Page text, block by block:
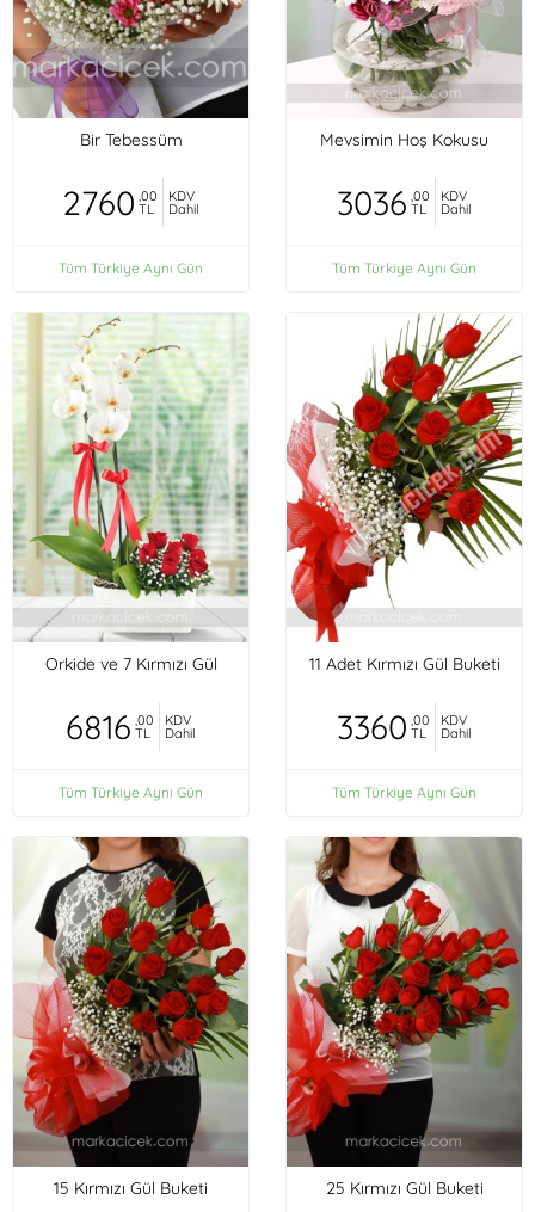
Bir Tebessüm
2760 ,00
TL
KDV
Dahil
Tüm Türkiye Aynı Gün
Mevsimin Hoş Kokusu
3036 ,00
TL
KDV
Dahil
Tüm Türkiye Aynı Gün
Orkide ve 7 Kırmızı Gül
6816 ,00
TL
KDV
Dahil
Tüm Türkiye Aynı Gün
11 Adet Kırmızı Gül Buketi
3360 ,00
TL
KDV
Dahil
Tüm Türkiye Aynı Gün
15 Kırmızı Gül Buketi 25 Kırmızı Gül Buketi